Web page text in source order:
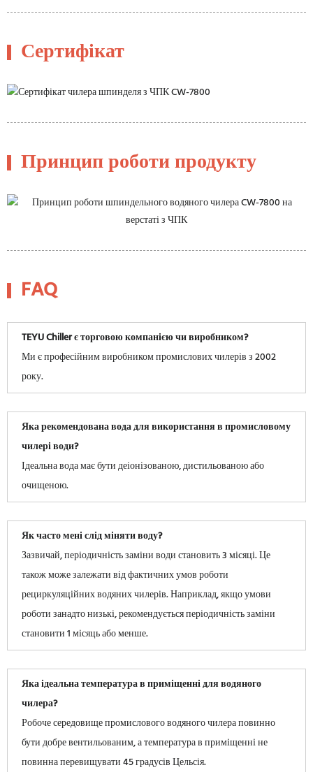
Сертифікат
Принцип роботи продукту
FAQ
TEYU Chiller є торговою компанією чи виробником?
Ми є професійним виробником промислових чилерів з 2002
року.
Яка рекомендована вода для використання в промисловому
чилері води?
Ідеальна вода має бути деіонізованою, дистильованою або
очищеною.
Як часто мені слід міняти воду?
Зазвичай, періодичність заміни води становить 3 місяці. Це
також може залежати від фактичних умов роботи
рециркуляційних водяних чилерів. Наприклад, якщо умови
роботи занадто низькі, рекомендується періодичність заміни
становити 1 місяць або менше.
Яка ідеальна температура в приміщенні для водяного
чилера?
Робоче середовище промислового водяного чилера повинно
бути добре вентильованим, а температура в приміщенні не
повинна перевищувати 45 градусів Цельсія.